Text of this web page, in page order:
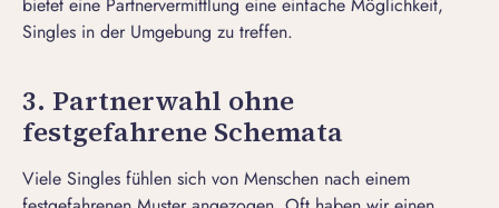
Singles in der Umgebung zu treffen.
3. Partnerwahl ohne
festgefahrene Schemata
Viele Singles fühlen sich von Menschen nach einem